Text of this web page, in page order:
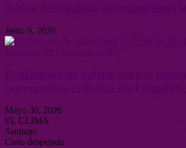
Junio 9, 2026
Mayo 30, 2026
EL CLIMA
Santiago
Cielo despejado